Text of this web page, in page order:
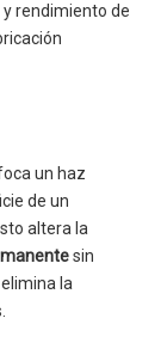
rendimiento de
un haz
de un
altera la
sin
la